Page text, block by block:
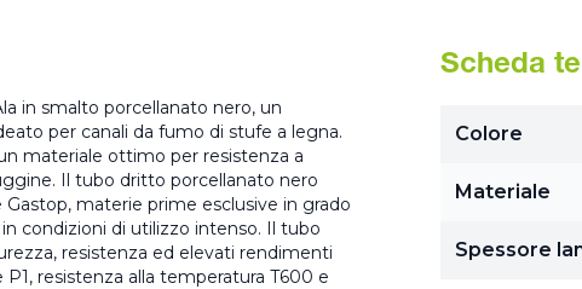
in smalto porcellanato nero, un
per canali da fumo di stufe a legna.
materiale ottimo per resistenza a
Il tubo dritto porcellanato nero
materie prime esclusive in grado
condizioni di utilizzo intenso. Il tubo
resistenza ed elevati rendimenti
resistenza alla temperatura T600 e
Scheda
Colore
Materiale
Spessore